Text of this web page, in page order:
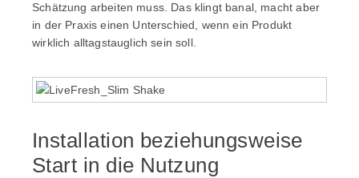
Schätzung arbeiten muss. Das klingt banal, macht aber
in der Praxis einen Unterschied, wenn ein Produkt
wirklich alltagstauglich sein soll.
Installation beziehungsweise
Start in die Nutzung